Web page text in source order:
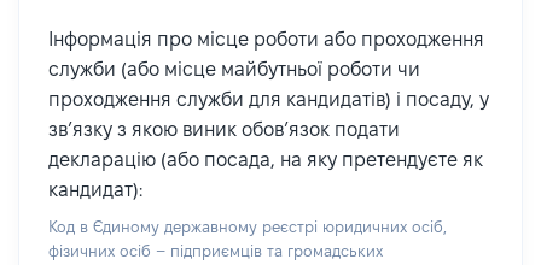
Інформація про місце роботи або проходження
служби (або місце майбутньої роботи чи
проходження служби для кандидатів) і посаду, у
зв’язку з якою виник обов’язок подати
декларацію (або посада, на яку претендуєте як
кандидат):
Код в Єдиному державному реєстрі юридичних осіб,
фізичних осіб – підприємців та громадських